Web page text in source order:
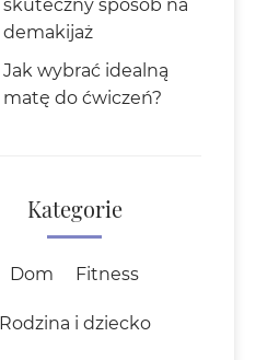
skuteczny sposób na
demakijaż
Jak wybrać idealną
matę do ćwiczeń?
Kategorie
Dom Fitness
Rodzina i dziecko